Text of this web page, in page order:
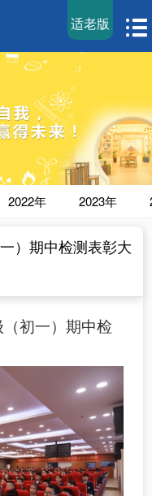
适老版
2022年 2023年
）期中检测表彰大
（初一）期中检